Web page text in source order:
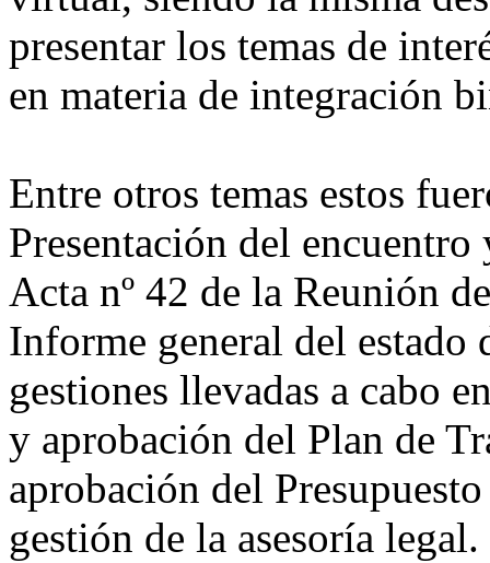
presentar los temas de
en materia de integración
Entre otros temas estos
Presentación del
Acta nº 42 de la Reunión
Informe general del estado
gestiones llevadas a cabo
y aprobación del Plan de
aprobación del
gestión de la asesoría legal.